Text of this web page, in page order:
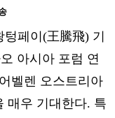
페이(王騰飛) 기
아시아 포럼 연
벨렌 오스트리아
매우 기대한다. 특